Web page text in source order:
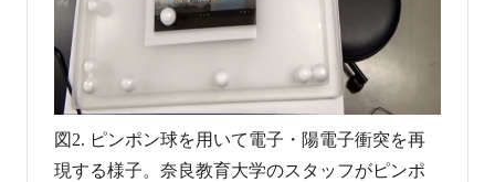
図2. ピンポン球を用いて電子・陽電子衝突を再
現する様子。奈良教育大学のスタッフがピンポ